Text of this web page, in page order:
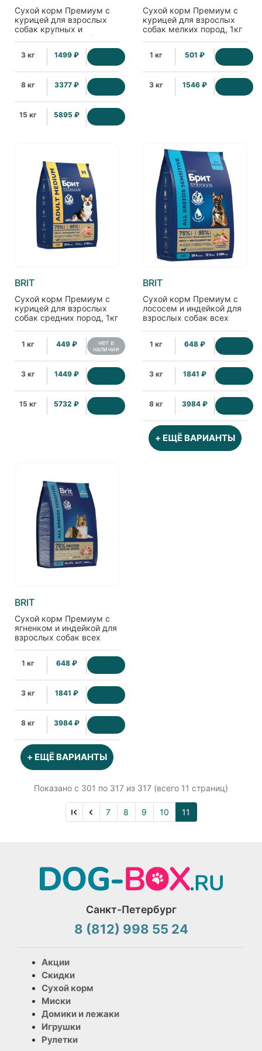
Сухой корм Премиум с
курицей для взрослых
собак крупных и
гигантских пород, 3кг
3 кг 1499 ₽
8 кг 3377 ₽
15 кг 5895 ₽
Сухой корм Премиум с
курицей для взрослых
собак мелких пород, 1кг
1 кг 501 ₽
3 кг 1546 ₽
BRIT
Сухой корм Премиум с
курицей для взрослых
собак средних пород, 1кг
1 кг 449 ₽ нет в
наличии
3 кг 1449 ₽
15 кг 5732 ₽
BRIT
Сухой корм Премиум с
лососем и индейкой для
взрослых собак всех
пищеварением, 1кг
1 кг 648 ₽
3 кг 1841 ₽
8 кг 3984 ₽
+ ЕЩЁ ВАРИАНТЫ
BRIT
Сухой корм Премиум с
ягненком и индейкой для
взрослых собак всех
пищеварением, 1кг
1 кг 648 ₽
3 кг 1841 ₽
8 кг 3984 ₽
+ ЕЩЁ ВАРИАНТЫ
Показано с 301 по 317 из 317 (всего 11 страниц)
7 8 9 10 11
Санкт-Петербург
8 (812) 998 55 24
Акции
Скидки
Сухой корм
Миски
Домики и лежаки
Игрушки
Рулетки